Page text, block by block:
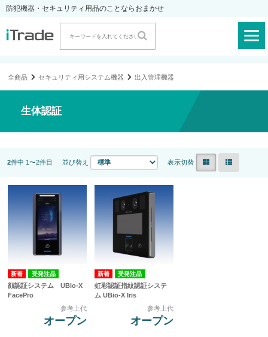
防犯機器・セキュリティ用品のことならおまかせ
全商品 セキュリティ用システム機器 出入管理機器
生体認証
2件中 1〜2件目 並び替え 表示切替
受発注品
顔認証システム UBio-X
FacePro
参考上代
オープン
受発注品
虹彩認証指紋認証システ
ム UBio-X Iris
参考上代
オープン